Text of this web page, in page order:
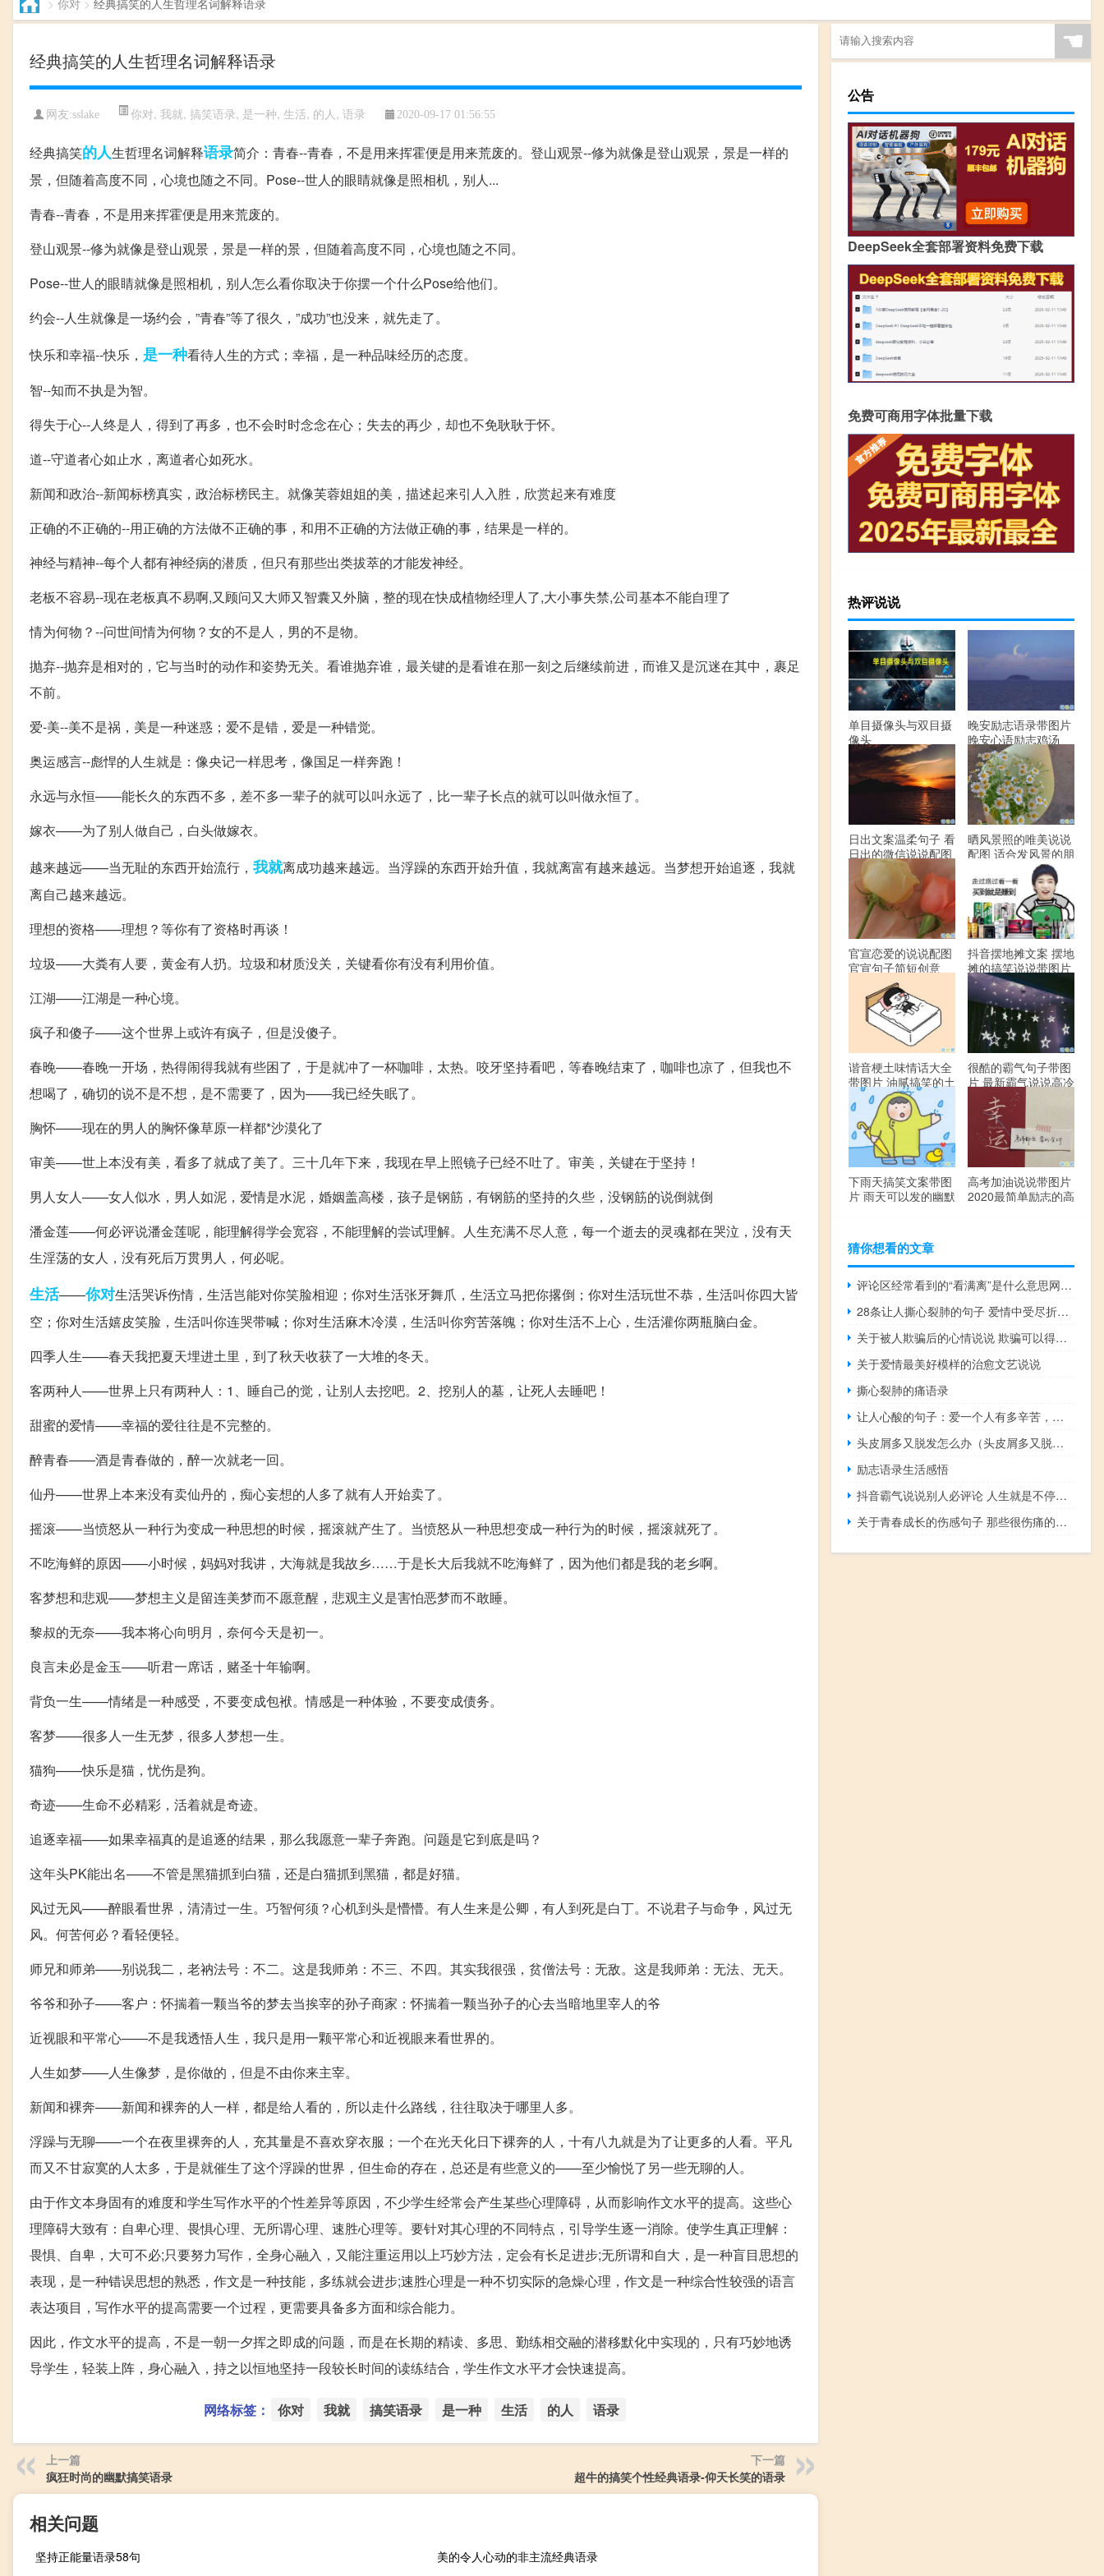
经典搞笑的人生哲理名词解释语录
网友:sslake 你对, 我就, 搞笑语录, 是一种, 生活, 的人 , 语录 2020-09-17 01:56:55
经典搞笑的人生哲理名词解释语录简介：青春--青春，不是用来挥霍便是用来荒废的。登山观景--修为就像是登山观景，景是一样的
景，但随着高度不同，心境也随之不同。Pose--世人的眼睛就像是照相机，别人...
青春--青春，不是用来挥霍便是用来荒废的。
登山观景--修为就像是登山观景，景是一样的景，但随着高度不同，心境也随之不同。
Pose--世人的眼睛就像是照相机，别人怎么看你取决于你摆一个什么Pose给他们。
约会--人生就像是一场约会，”青春”等了很久，”成功”也没来，就先走了。
快乐和幸福--快乐， 是一种看待人生的方式；幸福，是一种品味经历的态度。
智--知而不执是为智。
得失于心--人终是人，得到了再多，也不会时时念念在心；失去的再少，却也不免耿耿于怀。
道--守道者心如止水，离道者心如死水。
新闻和政治--新闻标榜真实，政治标榜民主。就像芙蓉姐姐的美，描述起来引人入胜，欣赏起来有难度
正确的不正确的--用正确的方法做不正确的事，和用不正确的方法做正确的事，结果是一样的。
神经与精神--每个人都有神经病的潜质，但只有那些出类拔萃的才能发神经。
老板不容易--现在老板真不易啊,又顾问又大师又智囊又外脑，整的现在快成植物经理人了,大小事失禁,公司基本不能自理了
情为何物？--问世间情为何物？女的不是人，男的不是物。
抛弃--抛弃是相对的，它与当时的动作和姿势无关。看谁抛弃谁，最关键的是看谁在那一刻之后继续前进，而谁又是沉迷在其中，裹足
不前。
爱-美--美不是祸，美是一种迷惑；爱不是错，爱是一种错觉。
奥运感言--彪悍的人生就是：像央记一样思考，像国足一样奔跑！
永远与永恒——能长久的东西不多，差不多一辈子的就可以叫永远了，比一辈子长点的就可以叫做永恒了。
嫁衣——为了别人做自己，白头做嫁衣。
越来越远——当无耻的东西开始流行， 我就离成功越来越远。当浮躁的东西开始升值，我就离富有越来越远。当梦想开始追逐，我就
离自己越来越远。
理想的资格——理想？等你有了资格时再谈！
垃圾——大粪有人要，黄金有人扔。垃圾和材质没关，关键看你有没有利用价值。
江湖——江湖是一种心境。
疯子和傻子——这个世界上或许有疯子，但是没傻子。
春晚——春晚一开场，热得闹得我就有些困了，于是就冲了一杯咖啡，太热。咬牙坚持看吧，等春晚结束了，咖啡也凉了，但我也不
想喝了，确切的说不是不想，是不需要了，因为——我已经失眠了。
胸怀——现在的男人的胸怀像草原一样都*沙漠化了
审美——世上本没有美，看多了就成了美了。三十几年下来，我现在早上照镜子已经不吐了。审美，关键在于坚持！
男人女人——女人似水，男人如泥，爱情是水泥，婚姻盖高楼，孩子是钢筋，有钢筋的坚持的久些，没钢筋的说倒就倒
潘金莲——何必评说潘金莲呢，能理解得学会宽容，不能理解的尝试理解。人生充满不尽人意，每一个逝去的灵魂都在哭泣，没有天
生淫荡的女人，没有死后万贯男人，何必呢。
生活——你对生活哭诉伤情，生活岂能对你笑脸相迎；你对生活张牙舞爪，生活立马把你撂倒；你对生活玩世不恭，生活叫你四大皆
空；你对生活嬉皮笑脸，生活叫你连哭带喊；你对生活麻木冷漠，生活叫你穷苦落魄；你对生活不上心，生活灌你两瓶脑白金。
四季人生——春天我把夏天埋进土里，到了秋天收获了一大堆的冬天。
客两种人——世界上只有两种人：1、睡自己的觉，让别人去挖吧。2、挖别人的墓，让死人去睡吧！
甜蜜的爱情——幸福的爱往往是不完整的。
醉青春——酒是青春做的，醉一次就老一回。
仙丹——世界上本来没有卖仙丹的，痴心妄想的人多了就有人开始卖了。
摇滚——当愤怒从一种行为变成一种思想的时候，摇滚就产生了。当愤怒从一种思想变成一种行为的时候，摇滚就死了。
不吃海鲜的原因——小时候，妈妈对我讲，大海就是我故乡……于是长大后我就不吃海鲜了，因为他们都是我的老乡啊。
客梦想和悲观——梦想主义是留连美梦而不愿意醒，悲观主义是害怕恶梦而不敢睡。
黎叔的无奈——我本将心向明月，奈何今天是初一。
良言未必是金玉——听君一席话，赌圣十年输啊。
背负一生——情绪是一种感受，不要变成包袱。情感是一种体验，不要变成债务。
客梦——很多人一生无梦，很多人梦想一生。
猫狗——快乐是猫，忧伤是狗。
奇迹——生命不必精彩，活着就是奇迹。
追逐幸福——如果幸福真的是追逐的结果，那么我愿意一辈子奔跑。问题是它到底是吗？
这年头PK能出名——不管是黑猫抓到白猫，还是白猫抓到黑猫，都是好猫。
风过无风——醉眼看世界，清清过一生。巧智何须？心机到头是懵懵。有人生来是公卿，有人到死是白丁。不说君子与命争，风过无
风。何苦何必？看轻便轻。
师兄和师弟——别说我二，老衲法号：不二。这是我师弟：不三、不四。其实我很强，贫僧法号：无敌。这是我师弟：无法、无天。
爷爷和孙子——客户：怀揣着一颗当爷的梦去当挨宰的孙子商家：怀揣着一颗当孙子的心去当暗地里宰人的爷
近视眼和平常心——不是我透悟人生，我只是用一颗平常心和近视眼来看世界的。
人生如梦——人生像梦，是你做的，但是不由你来主宰。
新闻和裸奔——新闻和裸奔的人一样，都是给人看的，所以走什么路线，往往取决于哪里人多。
浮躁与无聊——一个在夜里裸奔的人，充其量是不喜欢穿衣服；一个在光天化日下裸奔的人，十有八九就是为了让更多的人看。平凡
而又不甘寂寞的人太多，于是就催生了这个浮躁的世界，但生命的存在，总还是有些意义的——至少愉悦了另一些无聊的人。
由于作文本身固有的难度和学生写作水平的个性差异等原因，不少学生经常会产生某些心理障碍，从而影响作文水平的提高。这些心
理障碍大致有：自卑心理、畏惧心理、无所谓心理、速胜心理等。要针对其心理的不同特点，引导学生逐一消除。使学生真正理解：
畏惧、自卑，大可不必;只要努力写作，全身心融入，又能注重运用以上巧妙方法，定会有长足进步;无所谓和自大，是一种盲目思想的
表现，是一种错误思想的熟悉，作文是一种技能，多练就会进步;速胜心理是一种不切实际的急燥心理，作文是一种综合性较强的语言
表达项目，写作水平的提高需要一个过程，更需要具备多方面和综合能力。
因此，作文水平的提高，不是一朝一夕挥之即成的问题，而是在长期的精读、多思、勤练相交融的潜移默化中实现的，只有巧妙地诱
导学生，轻装上阵，身心融入，持之以恒地坚持一段较长时间的读练结合，学生作文水平才会快速提高。
网络标签： 你对 我就 搞笑语录 是一种 生活 的人 语录
上一篇
疯狂时尚的幽默搞笑语录
下一篇
超牛的搞笑个性经典语录-仰天长笑的语录
相关问题
坚持正能量语录58句
美的令人心动的非主流经典语录
☚
公告
DeepSeek全套部署资料免费下载
免费可商用字体批量下载
热评说说
单目摄像头与双目摄
像头
晚安励志语录带图片
晚安心语励志鸡汤
日出文案温柔句子 看
日出的微信说说配图
晒风景照的唯美说说
配图 适合发风景的朋
官宣恋爱的说说配图
官宣句子简短创意
抖音摆地摊文案 摆地
摊的搞笑说说带图片
谐音梗土味情话大全
带图片 油腻搞笑的土
味情话
很酷的霸气句子带图
片 最新霸气说说高冷
下雨天搞笑文案带图
片 雨天可以发的幽默
高考加油说说带图片
2020最简单励志的高
猜你想看的文章
评论区经常看到的“看满离”是什么意思网络用语什么梗
28条让人撕心裂肺的句子 爱情中受尽折磨的说说
关于被人欺骗后的心情说说 欺骗可以得到原谅但是再次信任就难了
关于爱情最美好模样的治愈文艺说说
撕心裂肺的痛语录
让人心酸的句子：爱一个人有多辛苦，被爱的人永远不会懂
头皮屑多又脱发怎么办（头皮屑多又脱发怎么办）
励志语录生活感悟
抖音霸气说说别人必评论 人生就是不停地战斗
关于青春成长的伤感句子 那些很伤痛的青春疼痛句子